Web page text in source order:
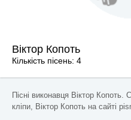
Віктор Копоть
Кількість пісень: 4
Пісні виконавця Віктор Копоть.
кліпи, Віктор Копоть на сайті